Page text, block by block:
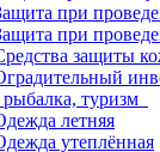
при
при
защиты
туризм
летняя
утеплённая